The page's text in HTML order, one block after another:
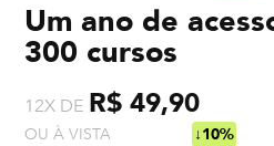
Um ano de
300 cursos
12X DE R$ 49,90
OU À VISTA ↓10%